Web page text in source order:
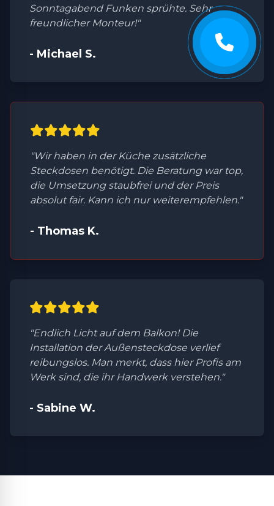
Sonntagabend Funken sprühte. Sehr
freundlicher Monteur!"
- Michael S.
"Wir haben in der Küche zusätzliche
Steckdosen benötigt. Die Beratung war top,
die Umsetzung staubfrei und der Preis
absolut fair. Kann ich nur weiterempfehlen."
- Thomas K.
"Endlich Licht auf dem Balkon! Die
Installation der Außensteckdose verlief
reibungslos. Man merkt, dass hier Profis am
Werk sind, die ihr Handwerk verstehen."
- Sabine W.